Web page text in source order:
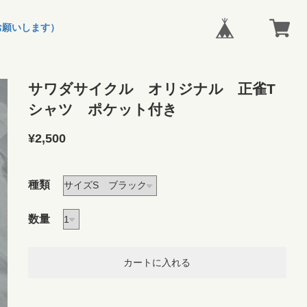
いします）
サワダサイクル オリジナル 正雀T
シャツ ポケット付き
¥2,500
種類
数量